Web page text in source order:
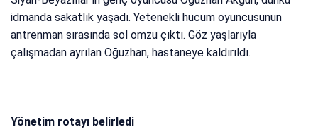
idmanda sakatlık yaşadı. Yetenekli hücum oyuncusunun
antrenman sırasında sol omzu çıktı. Göz yaşlarıyla
çalışmadan ayrılan Oğuzhan, hastaneye kaldırıldı.
Yönetim rotayı belirledi